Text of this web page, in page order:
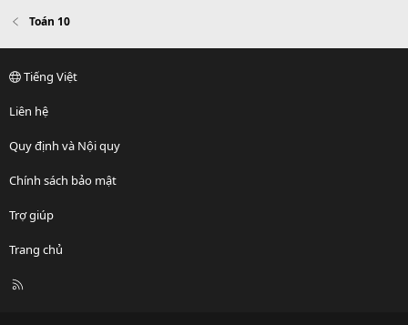
Toán 10
Tiếng Việt
Liên hệ
Quy định và Nội quy
Chính sách bảo mật
Trợ giúp
Trang chủ
R